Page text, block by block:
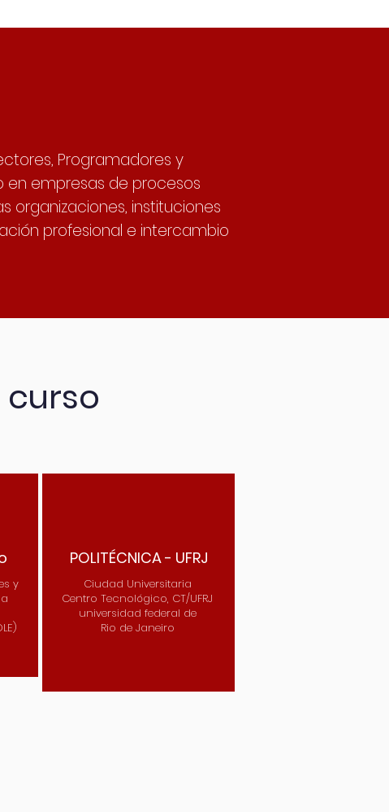
Programadores y
en empresas de procesos
organizaciones, instituciones
profesional e intercambio
y
POLITÉCNICA - UFRJ
Ciudad Universitaria
Centro Tecnológico, CT/UFRJ
universidad federal de
Rio de Janeiro